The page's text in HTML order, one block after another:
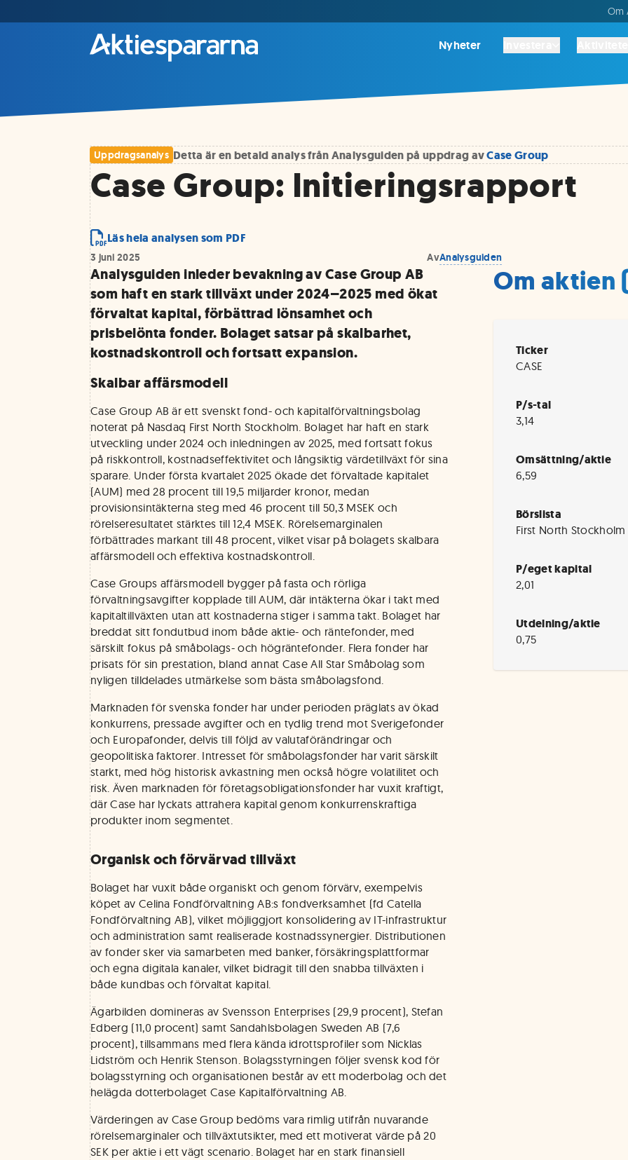
Om
Nyheter
Uppdragsanalys Detta är en betald analys från Analysguiden på uppdrag avCase Group
Case Group: Initieringsrapport
Läs hela analysen som PDF
3 juni 2025 AvAnalysguiden
Analysguiden inleder bevakning av Case Group AB
som haft en stark tillväxt under 2024–2025 med ökat
förvaltat kapital, förbättrad lönsamhet och
prisbelönta fonder. Bolaget satsar på skalbarhet,
kostnadskontroll och fortsatt expansion.
Skalbar affärsmodell
Case Group AB är ett svenskt fond- och kapitalförvaltningsbolag
noterat på Nasdaq First North Stockholm. Bolaget har haft en stark
utveckling under 2024 och inledningen av 2025, med fortsatt fokus
på riskkontroll, kostnadseffektivitet och långsiktig värdetillväxt för sina
sparare. Under första kvartalet 2025 ökade det förvaltade kapitalet
(AUM) med 28 procent till 19,5 miljarder kronor, medan
provisionsintäkterna steg med 46 procent till 50,3 MSEK och
rörelseresultatet stärktes till 12,4 MSEK. Rörelsemarginalen
förbättrades markant till 48 procent, vilket visar på bolagets skalbara
affärsmodell och effektiva kostnadskontroll.
Case Groups affärsmodell bygger på fasta och rörliga
förvaltningsavgifter kopplade till AUM, där intäkterna ökar i takt med
kapitaltillväxten utan att kostnaderna stiger i samma takt. Bolaget har
breddat sitt fondutbud inom både aktie- och räntefonder, med
särskilt fokus på småbolags- och högräntefonder. Flera fonder har
prisats för sin prestation, bland annat Case All Star Småbolag som
nyligen tilldelades utmärkelse som bästa småbolagsfond.
Marknaden för svenska fonder har under perioden präglats av ökad
konkurrens, pressade avgifter och en tydlig trend mot Sverigefonder
och Europafonder, delvis till följd av valutaförändringar och
geopolitiska faktorer. Intresset för småbolagsfonder har varit särskilt
starkt, med hög historisk avkastning men också högre volatilitet och
risk. Även marknaden för företagsobligationsfonder har vuxit kraftigt,
där Case har lyckats attrahera kapital genom konkurrenskraftiga
produkter inom segmentet.
Organisk och förvärvad tillväxt
Bolaget har vuxit både organiskt och genom förvärv, exempelvis
köpet av Celina Fondförvaltning AB:s fondverksamhet (fd Catella
Fondförvaltning AB), vilket möjliggjort konsolidering av IT-infrastruktur
och administration samt realiserade kostnadssynergier. Distributionen
av fonder sker via samarbeten med banker, försäkringsplattformar
och egna digitala kanaler, vilket bidragit till den snabba tillväxten i
både kundbas och förvaltat kapital.
Ägarbilden domineras av Svensson Enterprises (29,9 procent), Stefan
Edberg (11,0 procent) samt Sandahlsbolagen Sweden AB (7,6
procent), tillsammans med flera kända idrottsprofiler som Nicklas
Lidström och Henrik Stenson. Bolagsstyrningen följer svensk kod för
bolagsstyrning och organisationen består av ett moderbolag och det
helägda dotterbolaget Case Kapitalförvaltning AB.
Värderingen av Case Group bedöms vara rimlig utifrån nuvarande
rörelsemarginaler och tillväxtutsikter, med ett motiverat värde på 20
SEK per aktie i ett vägt scenario. Bolaget har en stark finansiell
Om aktien
Ticker
CASE
P/s-tal
3,14
Omsättning/aktie
6,59
Börslista
First North Stockholm
P/eget kapital
2,01
Utdelning/aktie
0,75